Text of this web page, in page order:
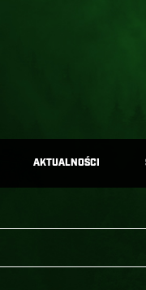
AKTUALNOŚCI